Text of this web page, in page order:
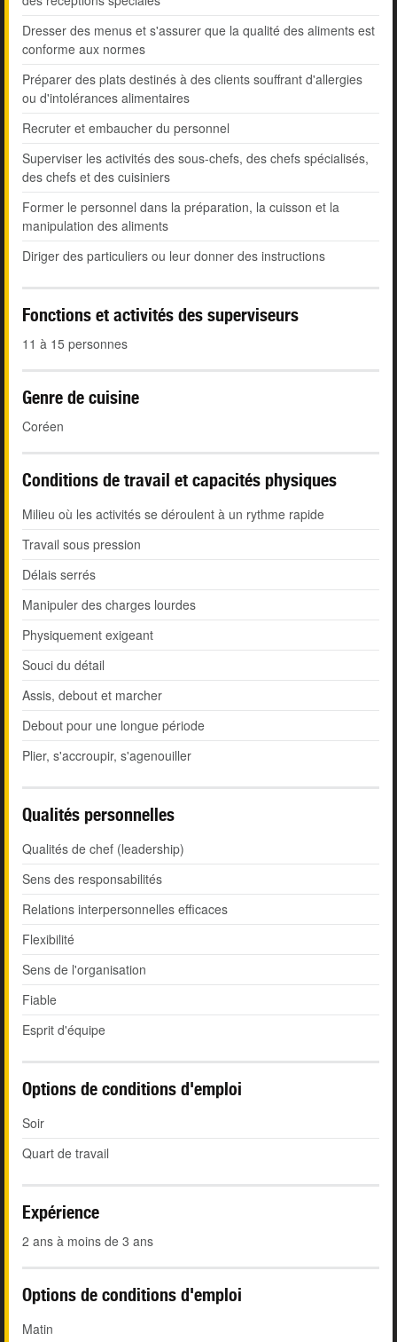
Dresser des menus et s'assurer que la qualité des aliments est
conforme aux normes
Préparer des plats destinés à des clients souffrant d'allergies
ou d'intolérances alimentaires
Recruter et embaucher du personnel
Superviser les activités des sous-chefs, des chefs spécialisés,
des chefs et des cuisiniers
Former le personnel dans la préparation, la cuisson et la
manipulation des aliments
Diriger des particuliers ou leur donner des instructions
Fonctions et activités des superviseurs
11 à 15 personnes
Genre de cuisine
Coréen
Conditions de travail et capacités physiques
Milieu où les activités se déroulent à un rythme rapide
Travail sous pression
Délais serrés
Manipuler des charges lourdes
Physiquement exigeant
Souci du détail
Assis, debout et marcher
Debout pour une longue période
Plier, s'accroupir, s'agenouiller
Qualités personnelles
Qualités de chef (leadership)
Sens des responsabilités
Relations interpersonnelles efficaces
Flexibilité
Sens de l'organisation
Fiable
Esprit d'équipe
Options de conditions d'emploi
Soir
Quart de travail
Expérience
2 ans à moins de 3 ans
Options de conditions d'emploi
Matin